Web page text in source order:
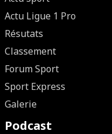
Actu Ligue 1 Pro
Résutats
Classement
Forum Sport
Sport Express
Galerie
Podcast